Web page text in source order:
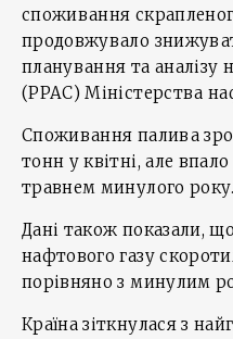
споживання
продовжувало
планування та аналізу
(PPAC) Міністерства
Споживання палива
тонн у квітні, але
травнем минулого року.
Дані також показали,
нафтового газу
порівняно з минулим
Країна зіткнулася з